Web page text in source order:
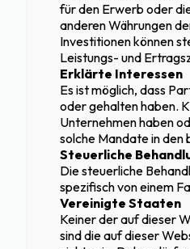
Kredo Debt
Der
in
für den Erwerb oder
anderen Währungen
Investitionen können
Leistungs- und
Erklärte Interessen
Es ist möglich, dass
oder gehalten haben.
Unternehmen haben
solche Mandate in
Steuerliche
Die steuerliche
spezifisch von einem
Vereinigte Staaten
Keiner der auf dieser
sind die auf dieser